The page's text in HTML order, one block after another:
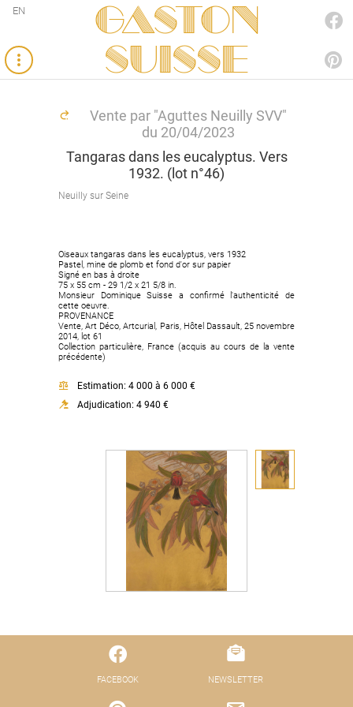
Gaston
SUISSE
EN
Vente par "Aguttes Neuilly SVV"
du 20/04/2023
Tangaras dans les eucalyptus. Vers
1932. (lot n°46)
Neuilly sur Seine
Oiseaux tangaras dans les eucalyptus, vers 1932
Pastel, mine de plomb et fond d'or sur papier
Signé en bas à droite
75 x 55 cm - 29 1/2 x 21 5/8 in.
Monsieur Dominique Suisse a confirmé l'authenticité de
cette oeuvre.
PROVENANCE
Vente, Art Déco, Artcurial, Paris, Hôtel Dassault, 25 novembre
2014, lot 61
Collection particulière, France (acquis au cours de la vente
précédente)
Estimation: 4 000 à 6 000 €
Adjudication: 4 940 €
FACEBOOK NEWSLETTER